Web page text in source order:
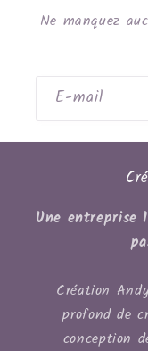
Ne manquez
E-mail
Une entreprise
Création
profond de
conception